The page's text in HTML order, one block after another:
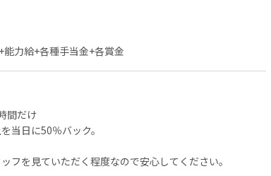
力給+各種手当金+各賞金
間だけ
当日に50％バック。
フを見ていただく程度なので安心してください。